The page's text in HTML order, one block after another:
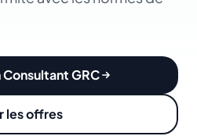
GRC
les offres